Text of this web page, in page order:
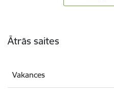
Ātrās saites
Vakances